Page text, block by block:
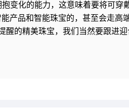
变化的能力，这意味着要将可穿
产品和智能珠宝的，甚至会走高
醒的精美珠宝，我们当然要跟进迎